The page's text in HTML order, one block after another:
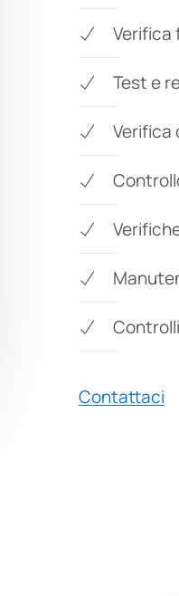
Verifica
Test e
Verifica
Contattaci